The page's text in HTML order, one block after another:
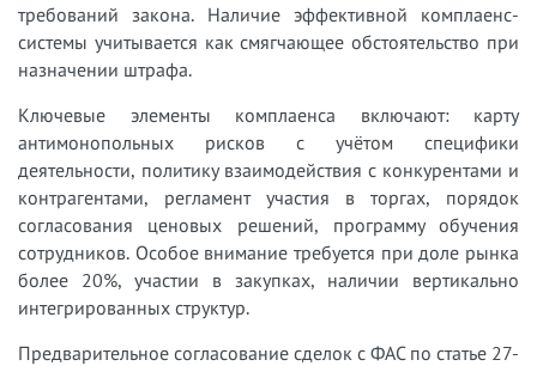
требований закона. Наличие эффективной комплаенс-
системы учитывается как смягчающее обстоятельство при
назначении штрафа.
Ключевые элементы комплаенса включают: карту
антимонопольных рисков с учётом специфики
деятельности, политику взаимодействия с конкурентами и
контрагентами, регламент участия в торгах, порядок
согласования ценовых решений, программу обучения
сотрудников. Особое внимание требуется при доле рынка
более 20%, участии в закупках, наличии вертикально
интегрированных структур.
Предварительное согласование сделок с ФАС по статье 27-